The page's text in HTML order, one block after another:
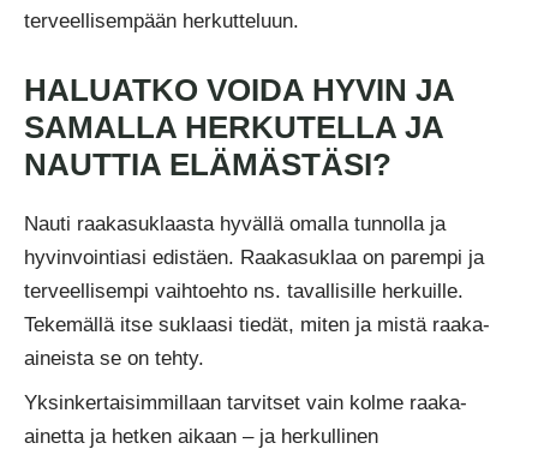
terveellisempään herkutteluun.
HALUATKO VOIDA HYVIN JA
SAMALLA HERKUTELLA JA
NAUTTIA ELÄMÄSTÄSI?
Nauti raakasuklaasta hyvällä omalla tunnolla ja
hyvinvointiasi edistäen. Raakasuklaa on parempi ja
terveellisempi vaihtoehto ns. tavallisille herkuille.
Tekemällä itse suklaasi tiedät, miten ja mistä raaka-
aineista se on tehty.
Yksinkertaisimmillaan tarvitset vain kolme raaka-
ainetta ja hetken aikaan – ja herkullinen